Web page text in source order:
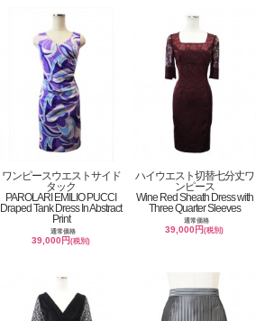
ワンピースウエストサイド
タック
PAROLARI EMILIO PUCCI
Draped Tank Dress In Abstract
Print
通常価格
39,000円(税別)
ハイウエスト切替七分丈ワ
ンピース
Wine Red Sheath Dress with
Three Quarter Sleeves
通常価格
39,000円(税別)